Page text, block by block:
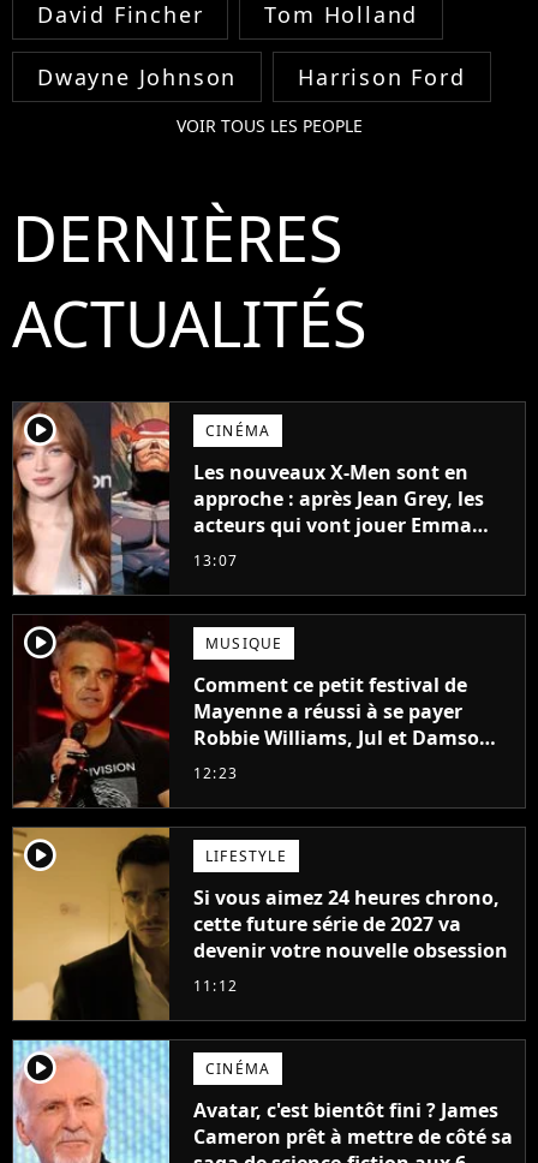
David Fincher Tom Holland
Dwayne Johnson Harrison Ford
VOIR TOUS LES PEOPLE
DERNIÈRES
ACTUALITÉS
player2 CINÉMA
Les nouveaux X-Men sont en
approche : après Jean Grey, les
acteurs qui vont jouer Emma
Frost et Cyclope trouvés !
13:07
player2 MUSIQUE
Comment ce petit festival de
Mayenne a réussi à se payer
Robbie Williams, Jul et Damso
cette année ?
12:23
player2 LIFESTYLE
Si vous aimez 24 heures chrono,
cette future série de 2027 va
devenir votre nouvelle obsession
11:12
player2 CINÉMA
Avatar, c'est bientôt fini ? James
Cameron prêt à mettre de côté sa